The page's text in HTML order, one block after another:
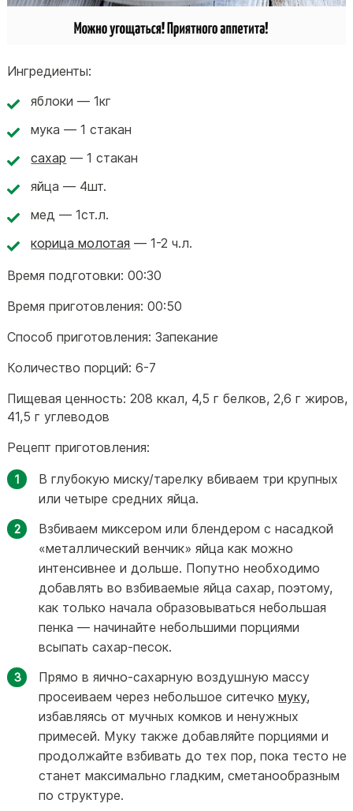
Ингредиенты:
яблоки — 1кг
мука — 1 стакан
сахар — 1 стакан
яйца — 4шт.
мед — 1ст.л.
корица молотая — 1-2 ч.л.
Время подготовки:00:30
Время приготовления:00:50
Способ приготовления:Запекание
Количество порций:6-7
Пищевая ценность:208 ккал, 4,5 г белков,2,6 г жиров,
41,5 г углеводов
Рецепт приготовления:
В глубокую миску/тарелку вбиваем три крупных
или четыре средних яйца.
Взбиваем миксером или блендером с насадкой
«металлический венчик» яйца как можно
интенсивнее и дольше. Попутно необходимо
добавлять во взбиваемые яйца сахар, поэтому,
как только начала образовываться небольшая
пенка — начинайте небольшими порциями
всыпать сахар-песок.
Прямо в яично-сахарную воздушную массу
просеиваем через небольшое ситечкомуку,
избавляясь от мучных комков и ненужных
примесей. Муку также добавляйте порциями и
продолжайте взбивать до тех пор, пока тесто не
станет максимально гладким, сметанообразным
по структуре.